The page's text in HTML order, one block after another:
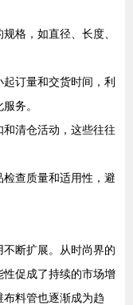
格，如直径、长度、
订量和交货时间，利
务。
和清仓活动，这些往往
检查质量和适用性，避
断扩展。从时尚界的
促成了持续的市场增
料管也逐渐成为趋